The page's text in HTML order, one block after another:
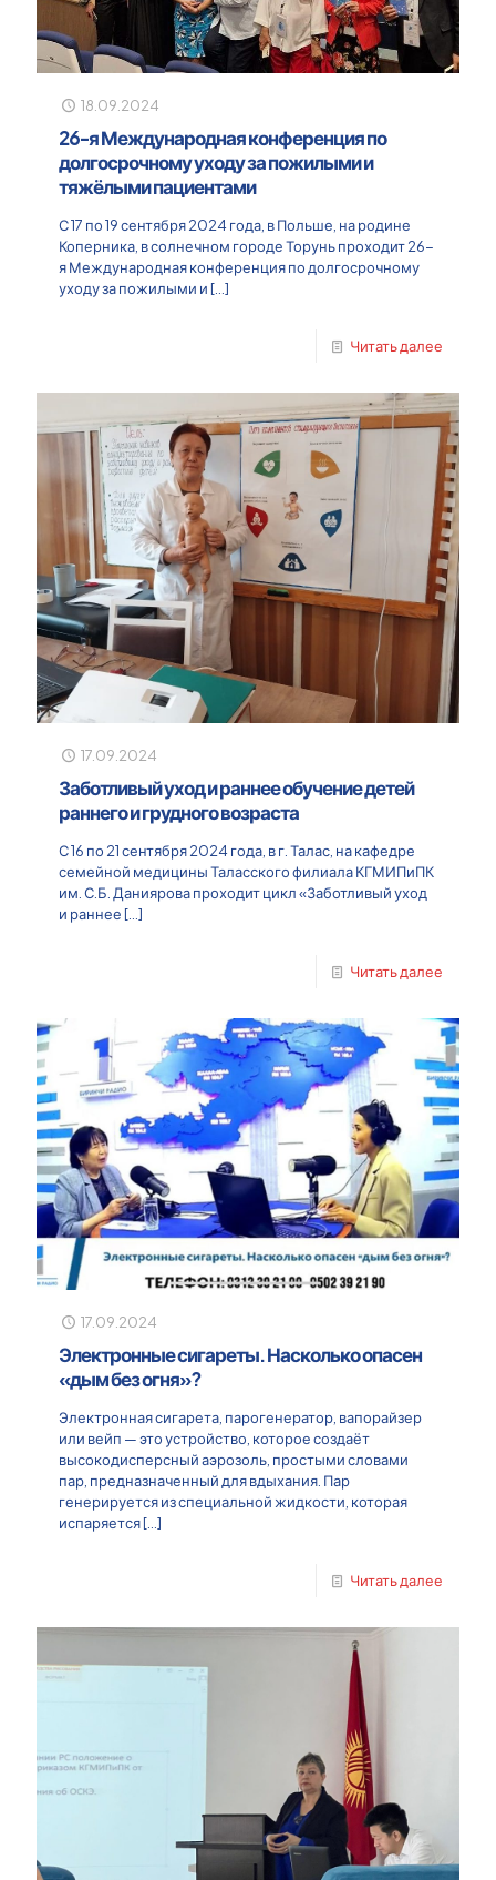
18.09.2024
26-я Международная конференция по
долгосрочному уходу за пожилыми и
тяжёлыми пациентами
С 17 по 19 сентября 2024 года, в Польше, на родине
Коперника, в солнечном городе Торунь проходит 26-
я Международная конференция по долгосрочному
уходу за пожилыми и[…]
Читать далее
17.09.2024
Заботливый уход и раннее обучение детей
раннего и грудного возраста
С 16 по 21 сентября 2024 года, в г. Талас, на кафедре
семейной медицины Таласского филиала КГМИПиПК
им. С.Б. Даниярова проходит цикл «Заботливый уход
и раннее[…]
Читать далее
17.09.2024
Электронные сигареты. Насколько опасен
«дым без огня»?
Электронная сигарета, парогенератор, вапорайзер
или вейп — это устройство, которое создаёт
высокодисперсный аэрозоль, простыми словами
пар, предназначенный для вдыхания. Пар
генерируется из специальной жидкости, которая
испаряется[…]
Читать далее